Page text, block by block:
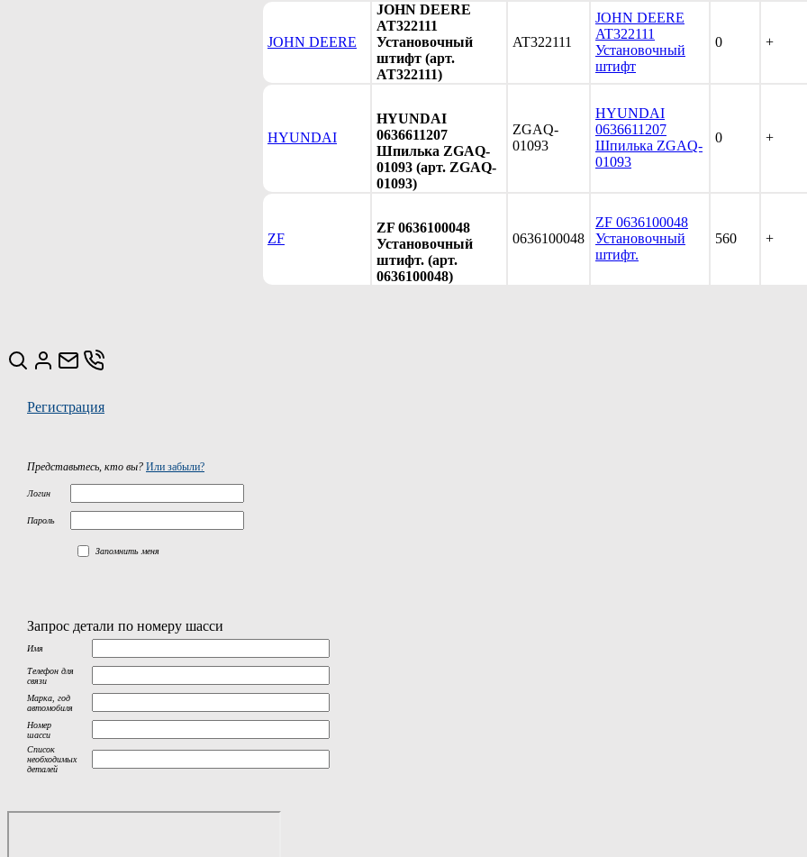
JOHN DEERE
JOHN DEERE
AT322111
Установочный
штифт (арт.
AT322111)
AT322111
JOHN DEERE
AT322111
Установочный
штифт
0 +
HYUNDAI
HYUNDAI
0636611207
Шпилька ZGAQ-
01093 (арт. ZGAQ-
01093)
ZGAQ-
01093
HYUNDAI
0636611207
Шпилька ZGAQ-
01093
0 +
ZF
ZF 0636100048
Установочный
штифт. (арт.
0636100048)
0636100048
ZF 0636100048
Установочный
штифт.
560 +
Регистрация
Представьтесь, кто вы? Или забыли?
Логин
Пароль
Запомнить меня
Запрос детали по номеру шасси
Имя
Телефон для
связи
Марка, год
автомобиля
Номер
шасси
Список
необходимых
деталей